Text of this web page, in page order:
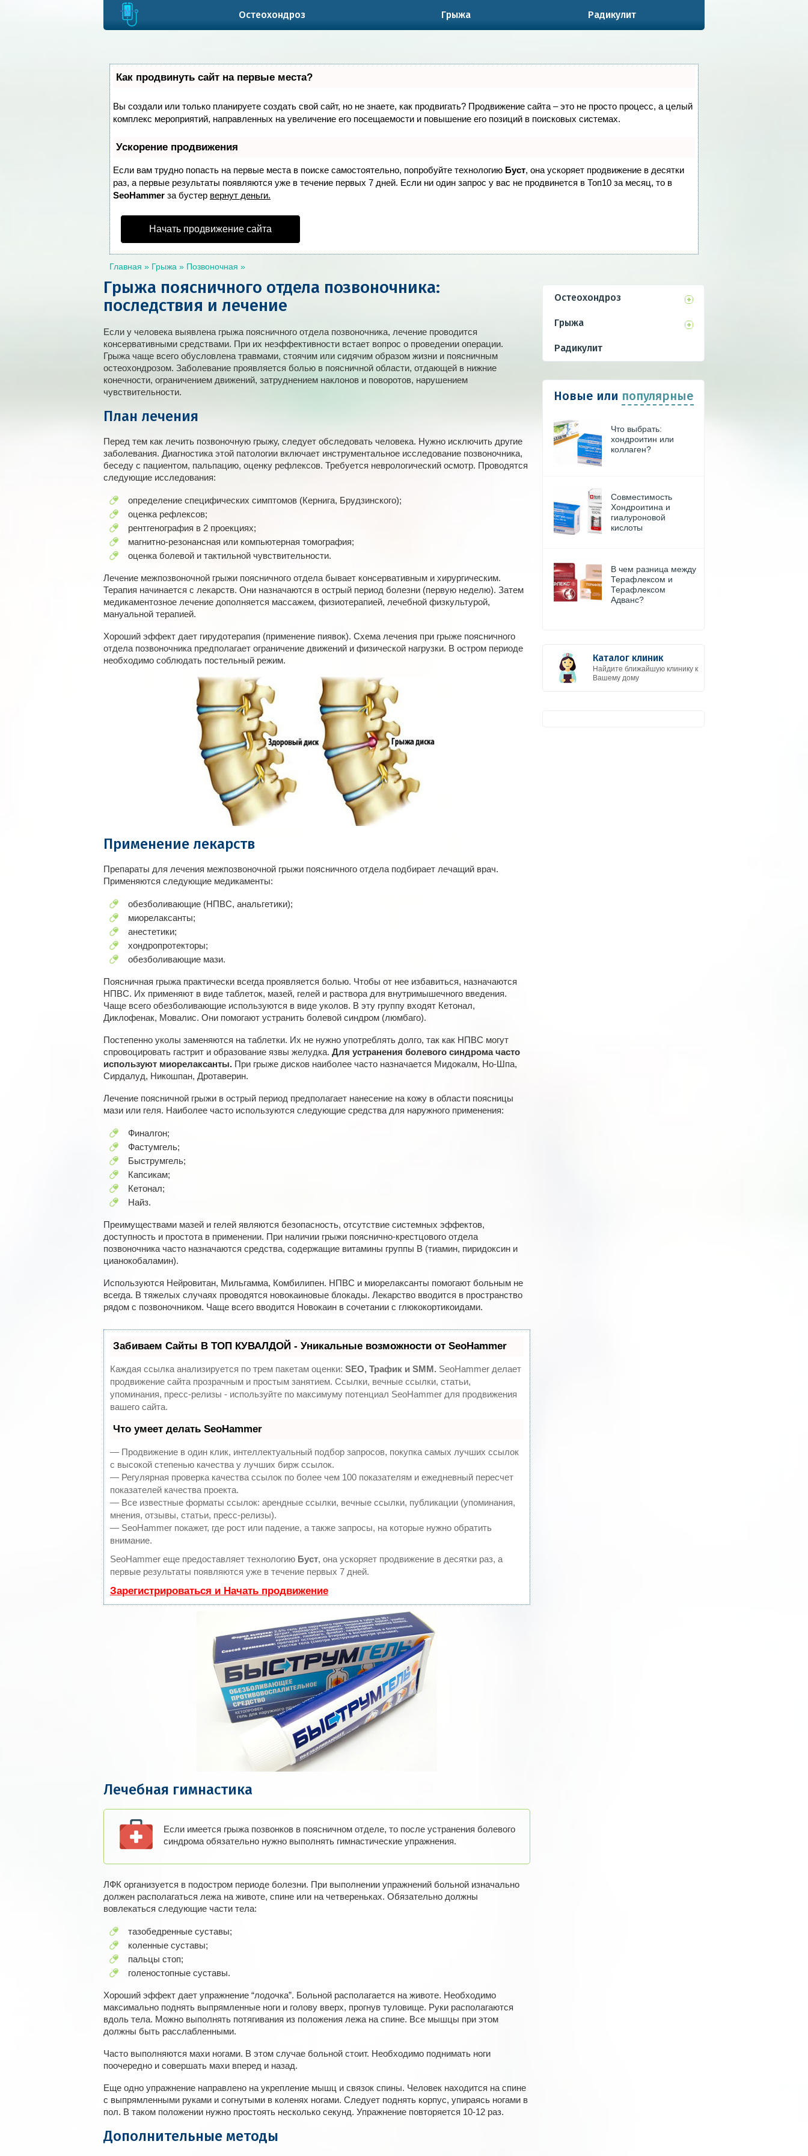
Остеохондроз Грыжа Радикулит
Как продвинуть сайт на первые места?
Вы создали или только планируете создать свой сайт, но не знаете, как продвигать? Продвижение сайта – это не просто процесс, а целый
комплекс мероприятий, направленных на увеличение его посещаемости и повышение его позиций в поисковых системах.
Ускорение продвижения
Если вам трудно попасть на первые места в поиске самостоятельно, попробуйте технологию Буст, она ускоряет продвижение в десятки
раз, а первые результаты появляются уже в течение первых 7 дней. Если ни один запрос у вас не продвинется в Топ10 за месяц, то в
SeoHammer за бустер вернут деньги.
Начать продвижение сайта
Главная » Грыжа » Позвоночная »
Грыжа поясничного отдела позвоночника:
последствия и лечение
Если у человека выявлена грыжа поясничного отдела позвоночника, лечение проводится
консервативными средствами. При их неэффективности встает вопрос о проведении операции.
Грыжа чаще всего обусловлена травмами, стоячим или сидячим образом жизни и поясничным
остеохондрозом. Заболевание проявляется болью в поясничной области, отдающей в нижние
конечности, ограничением движений, затруднением наклонов и поворотов, нарушением
чувствительности.
План лечения
Перед тем как лечить позвоночную грыжу, следует обследовать человека. Нужно исключить другие
заболевания. Диагностика этой патологии включает инструментальное исследование позвоночника,
беседу с пациентом, пальпацию, оценку рефлексов. Требуется неврологический осмотр. Проводятся
следующие исследования:
определение специфических симптомов (Кернига, Брудзинского);
оценка рефлексов;
рентгенография в 2 проекциях;
магнитно-резонансная или компьютерная томография;
оценка болевой и тактильной чувствительности.
Лечение межпозвоночной грыжи поясничного отдела бывает консервативным и хирургическим.
Терапия начинается с лекарств. Они назначаются в острый период болезни (первую неделю). Затем
медикаментозное лечение дополняется массажем, физиотерапией, лечебной физкультурой,
мануальной терапией.
Хороший эффект дает гирудотерапия (применение пиявок). Схема лечения при грыже поясничного
отдела позвоночника предполагает ограничение движений и физической нагрузки. В остром периоде
необходимо соблюдать постельный режим.
Применение лекарств
Препараты для лечения межпозвоночной грыжи поясничного отдела подбирает лечащий врач.
Применяются следующие медикаменты:
обезболивающие (НПВС, анальгетики);
миорелаксанты;
анестетики;
хондропротекторы;
обезболивающие мази.
Поясничная грыжа практически всегда проявляется болью. Чтобы от нее избавиться, назначаются
НПВС. Их применяют в виде таблеток, мазей, гелей и раствора для внутримышечного введения.
Чаще всего обезболивающие используются в виде уколов. В эту группу входят Кетонал,
Диклофенак, Мовалис. Они помогают устранить болевой синдром (люмбаго).
Постепенно уколы заменяются на таблетки. Их не нужно употреблять долго, так как НПВС могут
спровоцировать гастрит и образование язвы желудка. Для устранения болевого синдрома часто
используют миорелаксанты. При грыже дисков наиболее часто назначается Мидокалм, Но-Шпа,
Сирдалуд, Никошпан, Дротаверин.
Лечение поясничной грыжи в острый период предполагает нанесение на кожу в области поясницы
мази или геля. Наиболее часто используются следующие средства для наружного применения:
Финалгон;
Фастумгель;
Быструмгель;
Капсикам;
Кетонал;
Найз.
Преимуществами мазей и гелей являются безопасность, отсутствие системных эффектов,
доступность и простота в применении. При наличии грыжи пояснично-крестцового отдела
позвоночника часто назначаются средства, содержащие витамины группы B (тиамин, пиридоксин и
цианокобаламин).
Используются Нейровитан, Мильгамма, Комбилипен. НПВС и миорелаксанты помогают больным не
всегда. В тяжелых случаях проводятся новокаиновые блокады. Лекарство вводится в пространство
рядом с позвоночником. Чаще всего вводится Новокаин в сочетании с глюкокортикоидами.
Забиваем Сайты В ТОП КУВАЛДОЙ - Уникальные возможности от SeoHammer
Каждая ссылка анализируется по трем пакетам оценки: SEO, Трафик и SMM. SeoHammer делает
продвижение сайта прозрачным и простым занятием. Ссылки, вечные ссылки, статьи,
упоминания, пресс-релизы - используйте по максимуму потенциал SeoHammer для продвижения
вашего сайта.
Что умеет делать SeoHammer
— Продвижение в один клик, интеллектуальный подбор запросов, покупка самых лучших ссылок
с высокой степенью качества у лучших бирж ссылок.
— Регулярная проверка качества ссылок по более чем 100 показателям и ежедневный пересчет
показателей качества проекта.
— Все известные форматы ссылок: арендные ссылки, вечные ссылки, публикации (упоминания,
мнения, отзывы, статьи, пресс-релизы).
— SeoHammer покажет, где рост или падение, а также запросы, на которые нужно обратить
внимание.
SeoHammer еще предоставляет технологию Буст, она ускоряет продвижение в десятки раз, а
первые результаты появляются уже в течение первых 7 дней.
Зарегистрироваться и Начать продвижение
Лечебная гимнастика
Если имеется грыжа позвонков в поясничном отделе, то после устранения болевого
синдрома обязательно нужно выполнять гимнастические упражнения.
ЛФК организуется в подостром периоде болезни. При выполнении упражнений больной изначально
должен располагаться лежа на животе, спине или на четвереньках. Обязательно должны
вовлекаться следующие части тела:
тазобедренные суставы;
коленные суставы;
пальцы стоп;
голеностопные суставы.
Хороший эффект дает упражнение “лодочка”. Больной располагается на животе. Необходимо
максимально поднять выпрямленные ноги и голову вверх, прогнув туловище. Руки располагаются
вдоль тела. Можно выполнять потягивания из положения лежа на спине. Все мышцы при этом
должны быть расслабленными.
Часто выполняются махи ногами. В этом случае больной стоит. Необходимо поднимать ноги
поочередно и совершать махи вперед и назад.
Еще одно упражнение направлено на укрепление мышц и связок спины. Человек находится на спине
с выпрямленными руками и согнутыми в коленях ногами. Следует поднять корпус, упираясь ногами в
пол. В таком положении нужно простоять несколько секунд. Упражнение повторяется 10-12 раз.
Дополнительные методы
Остеохондроз
Грыжа
Радикулит
Новые или популярные
Что выбрать:
хондроитин или
коллаген?
Совместимость
Хондроитина и
гиалуроновой
кислоты
В чем разница между
Терафлексом и
Терафлексом
Адванс?
Каталог клиник
Найдите ближайшую клинику к
Вашему дому